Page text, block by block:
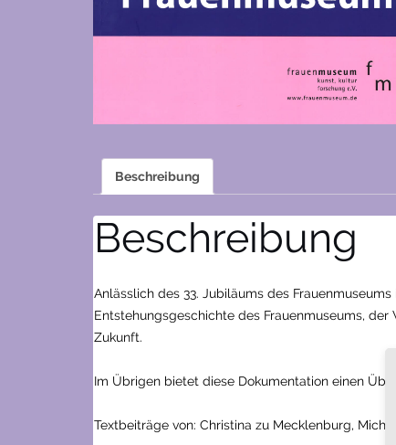
Beschreibung
Beschreibung
Anlässlich des 33. Jubiläums des
Entstehungsgeschichte des Frauenmuseums,
Zukunft.
Im Übrigen bietet diese Dokumentation einen
Textbeiträge von: Christina zu Mecklenburg,